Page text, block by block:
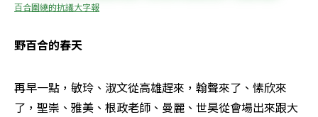
百合圍繞的抗議大字報
野百合的春天
再早一點，敏玲、淑文從高雄趕來，翰聲來了、愫欣來
了，聖崇、雅美、根政老師、曼麗、世昊從會場出來跟大